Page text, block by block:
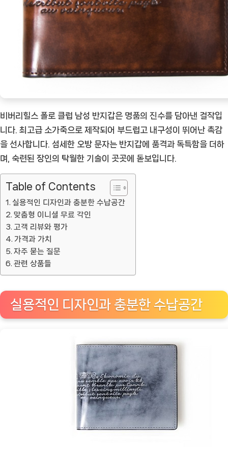
비버리힐스 폴로 클럽 남성 반지갑은 명품의 진수를 담아낸 걸작입
니다. 최고급 소가죽으로 제작되어 부드럽고 내구성이 뛰어난 촉감
을 선사합니다. 섬세한 오방 문자는 반지갑에 품격과 독특함을 더하
며, 숙련된 장인의 탁월한 기술이 곳곳에 돋보입니다.
Table of Contents
실용적인 디자인과 충분한 수납공간
맞춤형 이니셜 무료 각인
고객 리뷰와 평가
가격과 가치
자주 묻는 질문
관련 상품들
실용적인 디자인과 충분한 수납공간